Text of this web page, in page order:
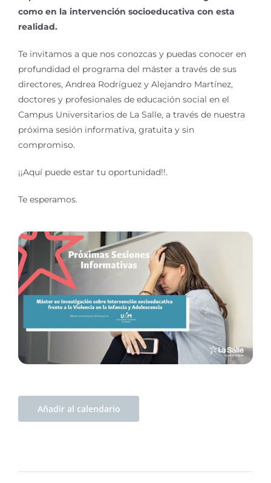
como en la intervención socioeducativa con esta
realidad.
Te invitamos a que nos conozcas y puedas conocer en
profundidad el programa del máster a través de sus
directores, Andrea Rodríguez y Alejandro Martínez,
doctores y profesionales de educación social en el
Campus Universitarios de La Salle, a través de nuestra
próxima sesión informativa, gratuita y sin
compromiso.
¡¡Aquí puede estar tu oportunidad!!.
Te esperamos.
Añadir al calendario